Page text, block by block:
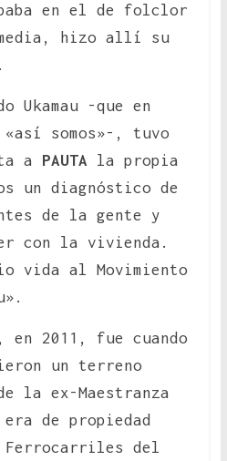
en el de folclor
media, hizo allí su
Ukamau -que en
somos»-, tuvo
a PAUTA la propia
un diagnóstico de
de la gente y
con la vivienda.
vida al Movimiento
2011, fue cuando
un terreno
la ex-Maestranza
de propiedad
Ferrocarriles del